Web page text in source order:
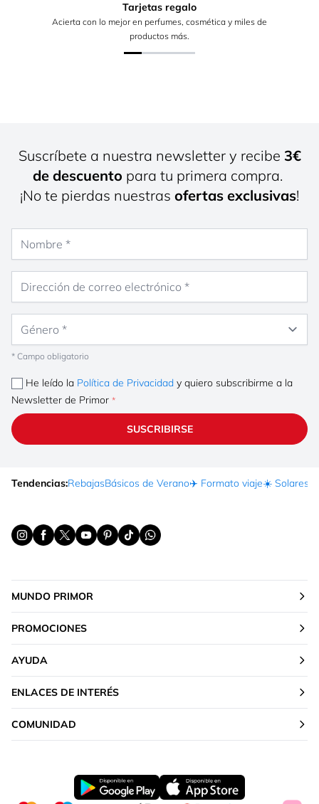
Tarjetas regalo
Acierta con lo mejor en perfumes, cosmética y miles de
productos más.
Suscríbete a nuestra newsletter y recibe 3€
de descuento para tu primera compra.
¡No te pierdas nuestras ofertas exclusivas!
* Campo obligatorio
He leído la Política de Privacidad y quiero subscribirme a la
Newsletter de Primor
SUSCRIBIRSE
Tendencias:RebajasBásicos de Verano✈️ Formato viaje☀️ Solares
MUNDO PRIMOR
PROMOCIONES
AYUDA
ENLACES DE INTERÉS
COMUNIDAD